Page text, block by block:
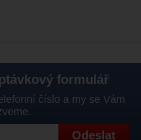
formulář
číslo a my se Vám